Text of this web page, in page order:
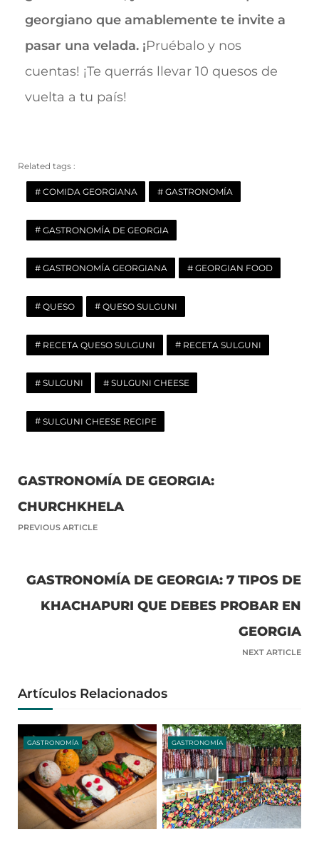
georgiano que amablemente te invite a
pasar una velada. ¡Pruébalo y nos
cuentas! ¡Te querrás llevar 10 quesos de
vuelta a tu país!
Related tags :
COMIDA GEORGIANA GASTRONOMÍA
GASTRONOMÍA DE GEORGIA
GASTRONOMÍA GEORGIANA GEORGIAN FOOD
QUESO QUESO SULGUNI
RECETA QUESO SULGUNI RECETA SULGUNI
SULGUNI SULGUNI CHEESE
SULGUNI CHEESE RECIPE
GASTRONOMÍA DE GEORGIA:
CHURCHKHELA
PREVIOUS ARTICLE
GASTRONOMÍA DE GEORGIA: 7 TIPOS DE
KHACHAPURI QUE DEBES PROBAR EN
GEORGIA
NEXT ARTICLE
Artículos Relacionados
GASTRONOMÍA GASTRONOMÍA